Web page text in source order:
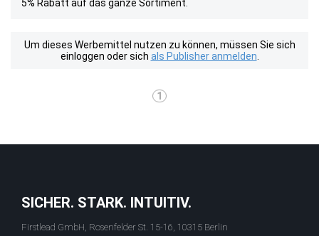
5% Rabatt auf das ganze Sortiment.
Um dieses Werbemittel nutzen zu können, müssen Sie sich
einloggen oder sich als Publisher anmelden
1
SICHER. STARK. INTUITIV.
Firstlead GmbH, Rosenfelder St. 15-16, 10315 Berlin